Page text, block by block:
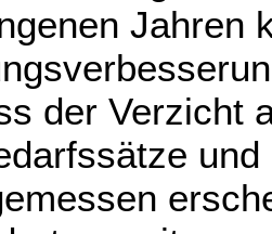
Jahren
der Verzicht